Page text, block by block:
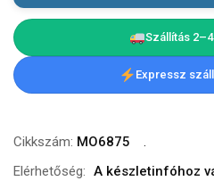
Szállítás
Expressz
Cikkszám: MO6875
Elérhetőség: A készletinfóhoz